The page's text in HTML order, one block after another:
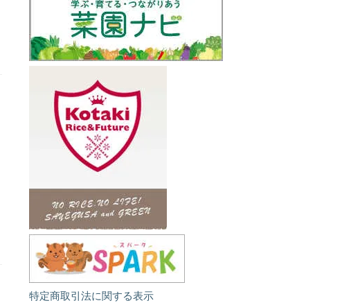
特定商取引法に関する表示